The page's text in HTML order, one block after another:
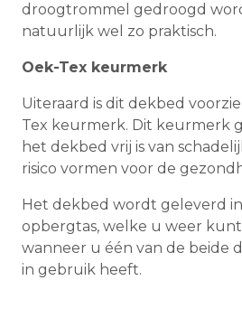
droogtrommel gedroogd
natuurlijk wel zo praktisch.
Oek-Tex keurmerk
Uiteraard is dit dekbed
Tex keurmerk. Dit keurmerk
het dekbed vrij is van
risico vormen voor de
Het dekbed wordt geleverd
opbergtas, welke u weer
wanneer u één van de beide
in gebruik heeft.